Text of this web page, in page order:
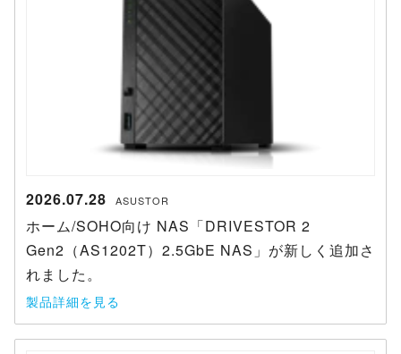
2026.07.28 ASUSTOR
ホーム/SOHO向け NAS「DRIVESTOR 2
Gen2（AS1202T）2.5GbE NAS」が新しく追加さ
れました。
製品詳細を見る